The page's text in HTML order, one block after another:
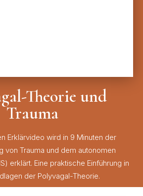
Theorie und
Trauma
Erklärvideo wird in 9 Minuten der
von Trauma und dem autonomen
erklärt. Eine praktische Einführung in
der Polyvagal-Theorie.